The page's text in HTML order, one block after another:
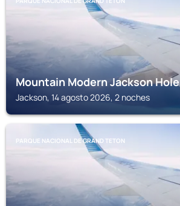
Mountain Modern Jackson Hole
Jackson, 14 agosto 2026, 2 noches
PARQUE NACIONAL DE GRAND TETON